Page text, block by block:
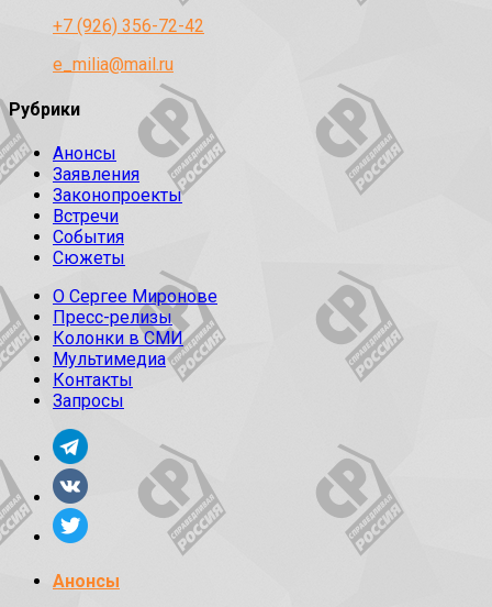
+7 (926) 356-72-42
e_milia@mail.ru
Рубрики
Анонсы
Заявления
Законопроекты
Встречи
События
Сюжеты
О Сергее Миронове
Пресс-релизы
Колонки в СМИ
Мультимедиа
Контакты
Запросы
Анонсы